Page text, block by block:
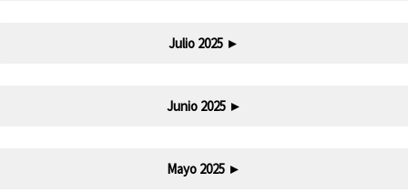
Julio 2025 ►
Junio 2025 ►
Mayo 2025 ►